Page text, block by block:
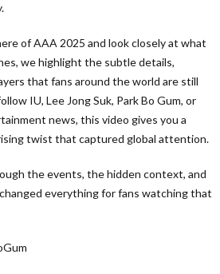
of AAA 2025 and look closely at what
we highlight the subtle details,
that fans around the world are still
IU, Lee Jong Suk, Park Bo Gum, or
news, this video gives you a
twist that captured global attention.
the events, the hidden context, and
changed everything for fans watching that